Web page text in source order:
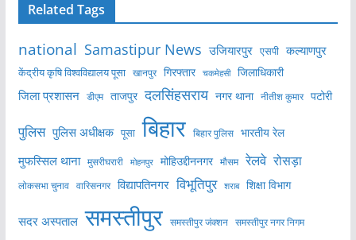
Related Tags
national Samastipur News उजियारपुर एसपी कल्याणपुर
केंद्रीय कृषि विश्वविद्यालय पूसा खानपुर गिरफ्तार चकमेहसी जिलाधिकारी
जिला प्रशासन डीएम ताजपुर दलसिंहसराय नगर थाना नीतीश कुमार पटोरी
पुलिस पुलिस अधीक्षक पूसा बिहार बिहार पुलिस भारतीय रेल
मुफस्सिल थाना मुसरीघरारी मोहनपुर मोहिउद्दीननगर मौसम रेलवे रोसड़ा
लोकसभा चुनाव वारिसनगर विद्यापतिनगर विभूतिपुर शराब शिक्षा विभाग
सदर अस्पताल समस्तीपुर समस्तीपुर जंक्शन समस्तीपुर नगर निगम